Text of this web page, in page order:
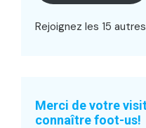
Rejoignez les 15
Merci de votre
connaître foot-us!